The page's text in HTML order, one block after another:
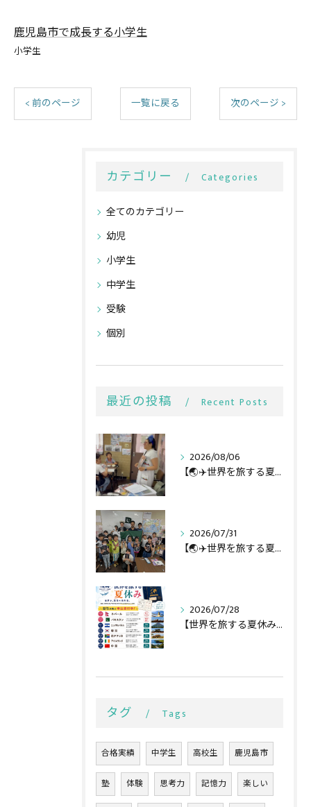
鹿児島市で成長する小学生
小学生
< 前のページ 一覧に戻る 次のページ >
カテゴリー Categories
全てのカテゴリー
幼児
小学生
中学生
受験
個別
最近の投稿 Recent Posts
2026/08/06
【🌏✈️世界を旅する夏休み第3弾】
2026/07/31
【🌏✈️世界を旅する夏休み第二弾】
2026/07/28
【世界を旅する夏休み全行程🌏✈️】
タグ Tags
合格実績 中学生 高校生 鹿児島市
塾 体験 思考力 記憶力 楽しい